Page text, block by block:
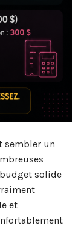
sembler un
solide
et